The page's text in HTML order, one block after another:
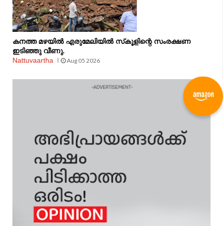
കനത്ത മഴയിൽ എരുമേലിയിൽ സ്‌കൂളിന്റെ സംരക്ഷണ
ഇടിഞ്ഞു വീണു.
Nattuvaartha
Aug 05 2026